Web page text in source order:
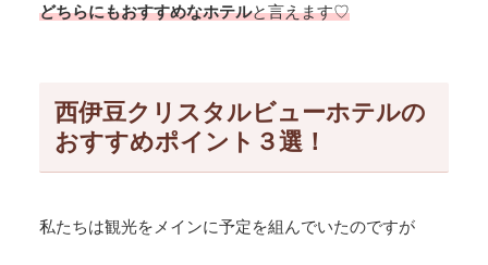
どちらにもおすすめなホテルと言えます♡
西伊豆クリスタルビューホテルの
おすすめポイント３選！
私たちは観光をメインに予定を組んでいたのですが